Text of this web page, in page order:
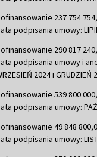
237 754
podpisania umowy:
290 817
podpisania umowy i
2024 i GRUDZIEŃ
539 800
podpisania umowy:
49 848
podpisania umowy: